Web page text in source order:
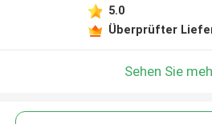
5.0
Überprüfter
Sehen Sie